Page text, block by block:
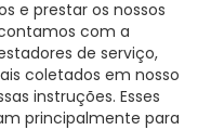
e prestar os nossos
com a
de serviço,
coletados em nosso
instruções. Esses
principalmente para